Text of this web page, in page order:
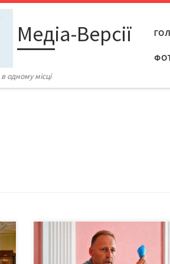
Медіа-Версії
в одному місці
З’явитися до районних (міського)
військових комісаріатів по місцю
перебування на військовому